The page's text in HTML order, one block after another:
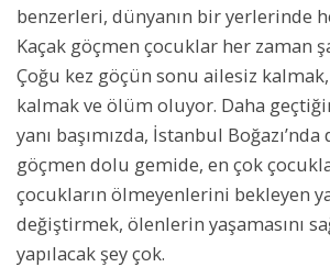
benzerleri, dünyanın bir yerlerinde
Kaçak göçmen çocuklar her zaman
Çoğu kez göçün sonu ailesiz
kalmak ve ölüm oluyor. Daha
yanı başımızda, İstanbul
göçmen dolu gemide, en çok
çocukların ölmeyenlerini bekleyen
değiştirmek, ölenlerin yaşamasını
yapılacak şey çok.